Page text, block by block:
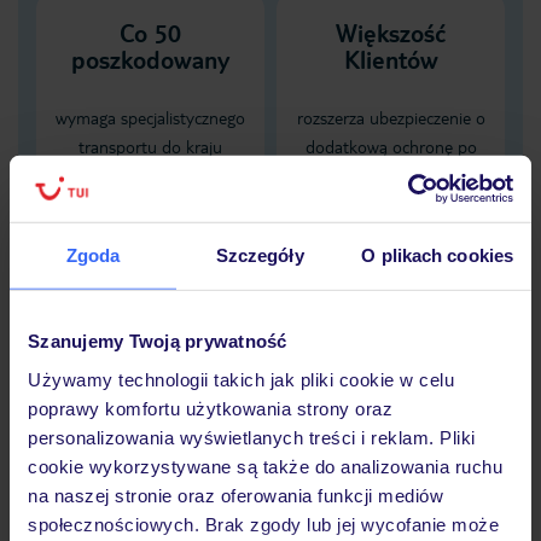
Zgoda Szczegóły O plikach cookies
Szanujemy Twoją prywatność
Używamy technologii takich jak pliki cookie w celu
poprawy komfortu użytkowania strony oraz
personalizowania wyświetlanych treści i reklam. Pliki
cookie wykorzystywane są także do analizowania ruchu
na naszej stronie oraz oferowania funkcji mediów
społecznościowych. Brak zgody lub jej wycofanie może
Co 50
poszkodowany
wymaga specjalistycznego
transportu do kraju
zamieszkania, karta EKUZ
nie zapewnia pokrycia tych
Większość
Klientów
rozszerza ubezpieczenie o
dodatkową ochronę po
spożyciu alkoholu
obejmującą NNW
alkoholu
Sprawdź szczegóły
wariantów ochrony »